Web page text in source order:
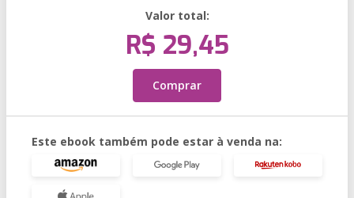
Valor total:
R$ 29,45
Comprar
Este ebook também pode estar à venda na: